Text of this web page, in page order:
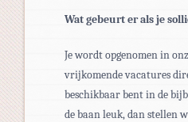
Wat gebeurt er als je
Je wordt opgenomen in
vrijkomende vacatures
beschikbaar bent in de
de baan leuk, dan stellen